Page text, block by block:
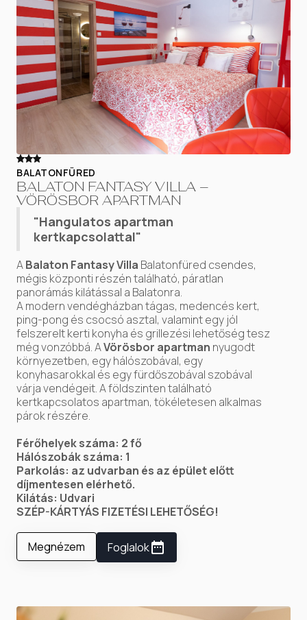
BALATONFÜRED
BALATON FANTASY VILLA –
VÖRÖSBOR APARTMAN
"Hangulatos apartman
kertkapcsolattal"
ABalaton Fantasy Villa Balatonfüred csendes,
mégis központi részén található, páratlan
panorámás kilátással a Balatonra.
A modern vendégházban tágas, medencés kert,
ping-pong és csocsó asztal, valamint egy jól
felszerelt kerti konyha és grillezési lehetőség tesz
még vonzóbbá. AVörösbor apartman ​ nyugodt
környezetben, egy hálószobával, egy
konyhasarokkal és egy fürdőszobával szobával
várja vendégeit. A földszinten található
kertkapcsolatos apartman, tökéletesen alkalmas
párok részére.
Férőhelyek száma: 2 fő
Hálószobák száma: 1
Parkolás: az udvarban és az épület előtt
díjmentesen elérhető.
Kilátás: Udvari
SZÉP-KÁRTYÁS FIZETÉSI LEHETŐSÉG!
Megnézem Foglalok